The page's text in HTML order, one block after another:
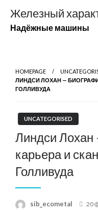
содержимому
Железный
Надёжные машины
HOMEPAGE
ЛИНДСИ ЛОХАН —
ГОЛЛИВУДА
UNCATEGORISED
Линдси
карьера и
Голливуда
sib_ecometal 20